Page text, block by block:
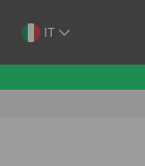
IT